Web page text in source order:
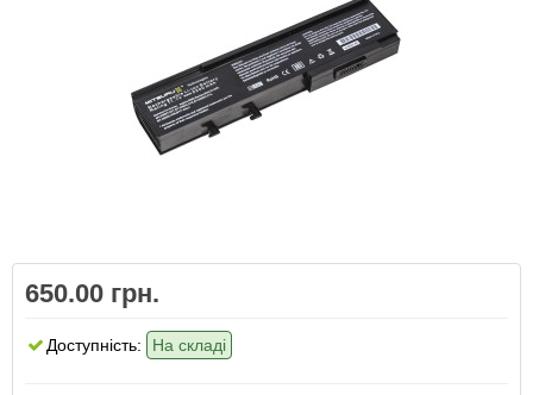
650.00 грн.
Доступність: На складі